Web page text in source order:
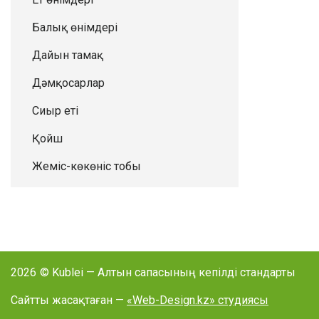
Балық өнімдері
Дайын тамақ
Дәмқосарлар
Сиыр еті
Қойш
Жеміс-көкөніс тобы
2026 © Kublei — Алтын сапасының кепілді стандарты
Сайтты жасақтаған — «Web-Design.kz» студиясы